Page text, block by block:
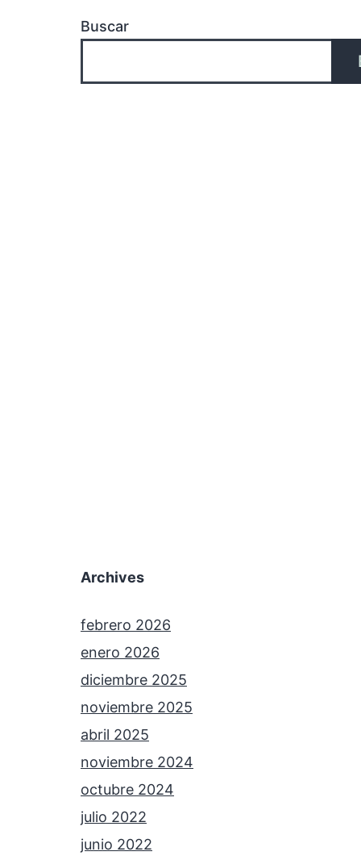
Buscar
Archives
febrero 2026
enero 2026
diciembre 2025
noviembre 2025
abril 2025
noviembre 2024
octubre 2024
julio 2022
junio 2022